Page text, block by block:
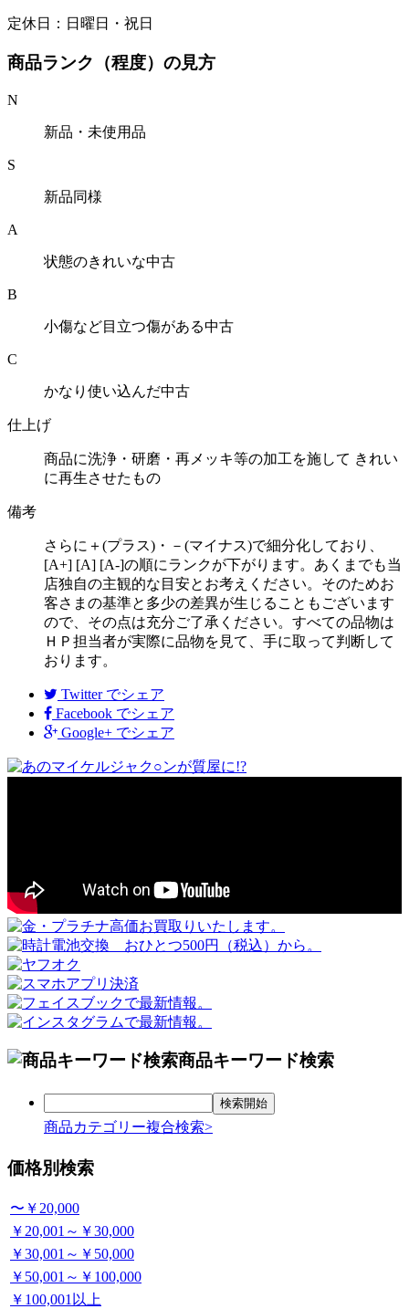
定休日：日曜日・祝日
商品ランク（程度）の見方
N
新品・未使用品
S
新品同様
A
状態のきれいな中古
B
小傷など目立つ傷がある中古
C
かなり使い込んだ中古
仕上げ
商品に洗浄・研磨・再メッキ等の加工を施して きれい
に再生させたもの
備考
さらに＋(プラス)・－(マイナス)で細分化しており、
[A+] [A] [A-]の順にランクが下がります。あくまでも当
店独自の主観的な目安とお考えください。そのためお
客さまの基準と多少の差異が生じることもございます
ので、その点は充分ご了承ください。すべての品物は
ＨＰ担当者が実際に品物を見て、手に取って判断して
おります。
Twitter でシェア
Facebook でシェア
Google+ でシェア
商品キーワード検索
商品カテゴリー複合検索>
価格別検索
〜￥20,000
￥20,001～￥30,000
￥30,001～￥50,000
￥50,001～￥100,000
￥100,001以上